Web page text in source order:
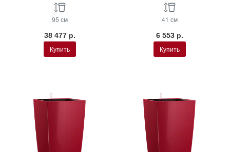
95 см
38 477 р.
Купить
41 см
6 553 р.
Купить